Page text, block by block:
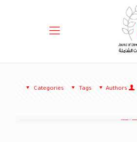
Categories Tags Authors